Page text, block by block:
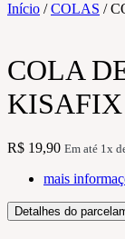
Início /COLAS /
COLA
KISAFIX
R$ 19,90 Em até 1x
mais
Detalhes do